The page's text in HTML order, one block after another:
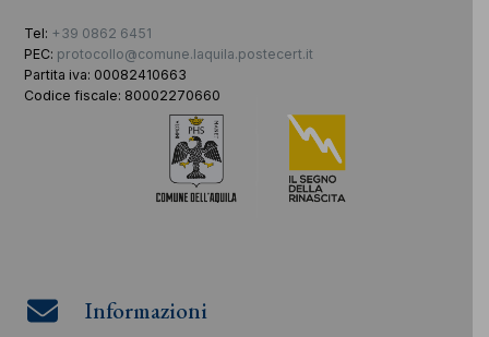
Tel: +39 0862 6451
PEC: protocollo@comune.laquila.postecert.it
Partita iva: 00082410663
Codice fiscale: 80002270660
Informazioni